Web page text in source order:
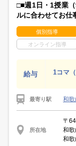
□■週1日・1授業
ルに合わせてお仕
個別指導
オンライン指導
給与 1コマ
最寄り駅 和
所在地
〒
和
和